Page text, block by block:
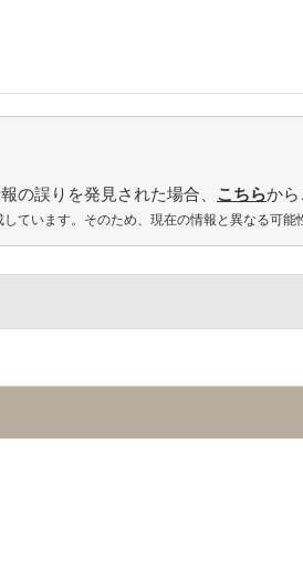
の誤りを発見された場合、 こちらから
います。そのため、現在の情報と異なる可能